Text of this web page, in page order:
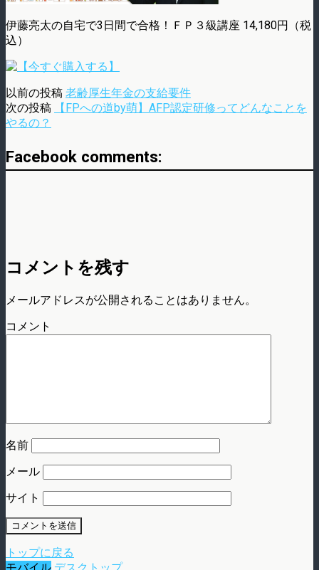
伊藤亮太の自宅で3日間で合格！ＦＰ３級講座 14,180円（税
込）
以前の投稿 老齢厚生年金の支給要件
次の投稿
【FPへの道by萌】AFP認定研修ってどんなことを
やるの？
Facebook comments:
コメントを残す
メールアドレスが公開されることはありません。
コメント
名前
メール
サイト
トップに戻る
モバイル デスクトップ